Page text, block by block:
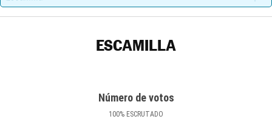
ESCAMILLA
Número de votos
100% ESCRUTADO